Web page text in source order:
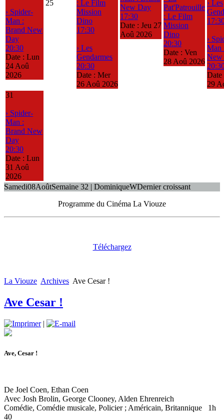
› Spider-
Man :
Brand New
Day
20:30
Date : Lun
24 Aoû
2026
25
: Le Film
Mission
Dino
17:30
› Les
Gendarmes
20:30
Date : Mer
26 Aoû 2026
New Day
17:30
Date : Jeu 27
Aoû 2026
Pat'Patrouille
: Le Film
Mission
Dino
20:30
Date : Ven
28 Aoû 2026
› Les
›
Man
New
29
31
› Spider-
Man :
Brand New
Day
20:30
Date : Lun
31 Aoû
2026
Samedi08AoûtSemaine 32 | DominiqueWDernier croissant
Programme du Cinéma La Viouze
Téléchargez
La Viouze Archives Ave Cesar !
Ave Cesar !
|
Ave, Cesar !
De Joel Coen, Ethan Coen
Avec Josh Brolin, George Clooney, Alden Ehrenreich
Comédie, Comédie musicale, Policier ; Américain, Britannique 1h
40